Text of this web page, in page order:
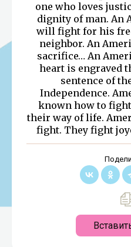
one who loves
dignity of man. An
will fight for his
neighbor. An
sacrifice… An
heart is engraved
sentence of
Independence.
known how to
their way of life.
fight. They fight